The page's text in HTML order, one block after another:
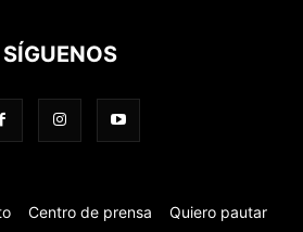
SÍGUENOS
Centro de prensa Quiero pautar